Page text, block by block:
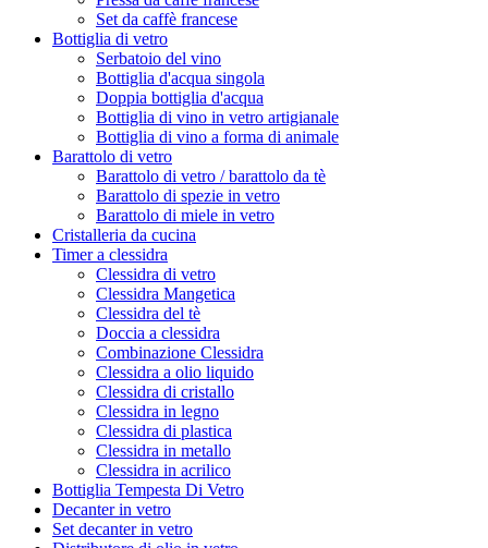
Set da caffè francese
Bottiglia di vetro
Serbatoio del vino
Bottiglia d'acqua singola
Doppia bottiglia d'acqua
Bottiglia di vino in vetro artigianale
Bottiglia di vino a forma di animale
Barattolo di vetro
Barattolo di vetro / barattolo da tè
Barattolo di spezie in vetro
Barattolo di miele in vetro
Cristalleria da cucina
Timer a clessidra
Clessidra di vetro
Clessidra Mangetica
Clessidra del tè
Doccia a clessidra
Combinazione Clessidra
Clessidra a olio liquido
Clessidra di cristallo
Clessidra in legno
Clessidra di plastica
Clessidra in metallo
Clessidra in acrilico
Bottiglia Tempesta Di Vetro
Decanter in vetro
Set decanter in vetro